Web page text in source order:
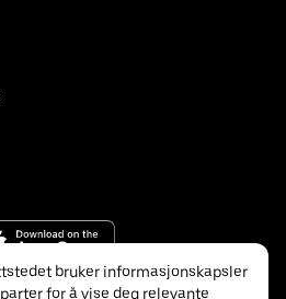
bruker informasjonskapsler
for å vise deg relevante